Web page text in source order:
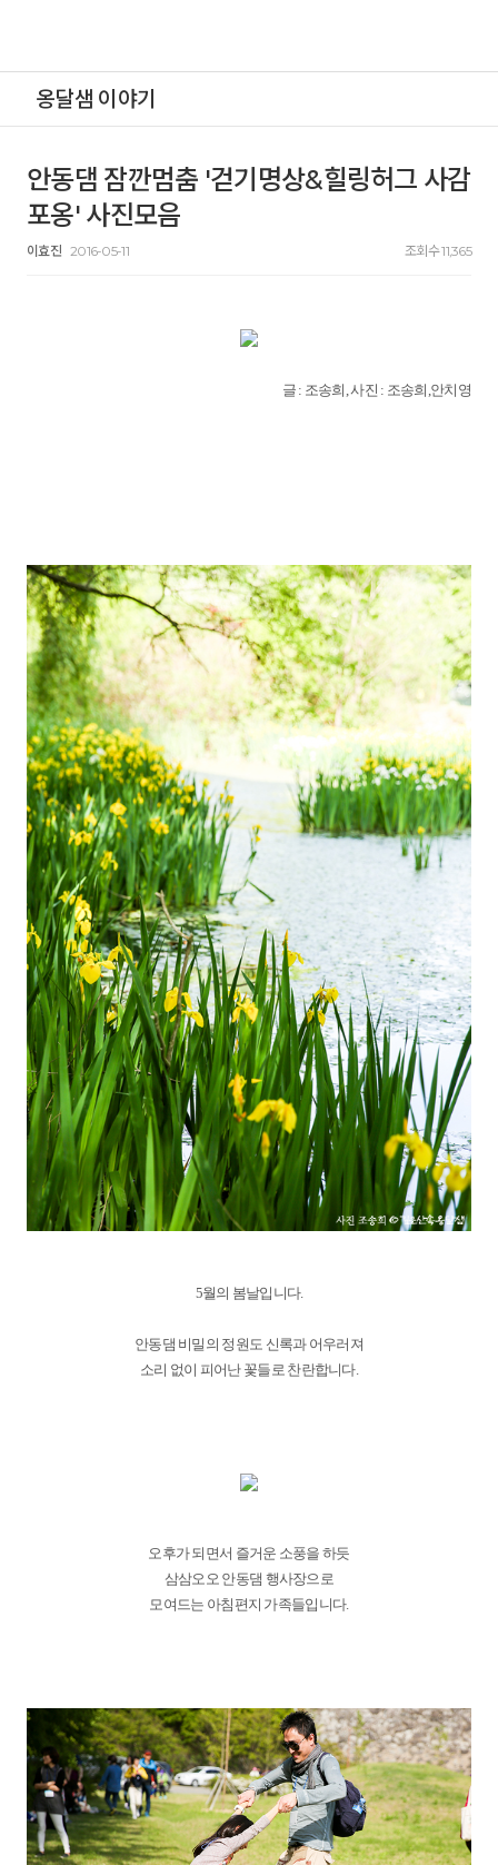
옹달샘 이야기
안동댐 잠깐멈춤 '걷기명상&힐링허그 사감
포옹' 사진모음
이효진 2016-05-11 조회수 11,365
글 : 조송희, 사진 : 조송희,안치영
5월의 봄날입니다.
안동댐 비밀의 정원도 신록과 어우러져
소리 없이 피어난 꽃들로 찬란합니다.
오후가 되면서 즐거운 소풍을 하듯
삼삼오오 안동댐 행사장으로
모여드는 아침편지 가족들입니다.